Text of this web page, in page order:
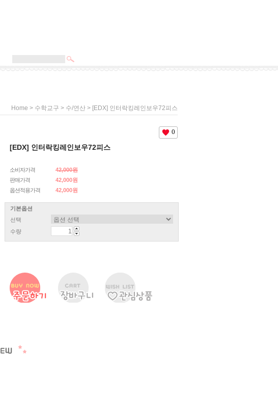
Home > 수학교구 > 수/연산 > [EDX] 인터락킹레인보우72피스
0
[EDX] 인터락킹레인보우72피스
소비자가격
42,000원
판매가격
42,000원
옵션적용가격
42,000원
기본옵션
선택
수량